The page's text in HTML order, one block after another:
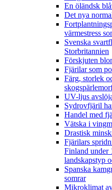
En öländsk
Det nya
värmestress
Svenska
Storbritannien
Förskjuten
Fjärilar som
Färg, storlek
UV-ljus
Sydrovfjäril
Handel med
Vätska i
Drastisk
Fjärilars
Finland under
landskapstyp
Spanska
somrar
Mikroklimat